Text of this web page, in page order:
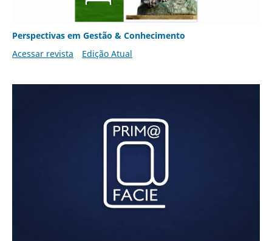
Perspectivas em Gestão & Conhecimento
Acessar revista
Edição Atual